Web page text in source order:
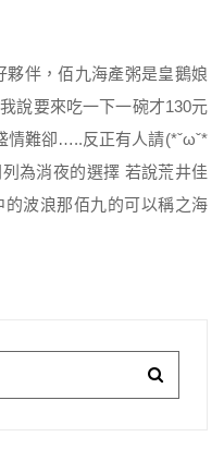
伴，佰九海產粥是皇鵝娘
說要來吃一下一碗才130元
情難卻…..反正有人請(*ˇωˇ*
為消夜的選擇 若說荒井佳
波浪那佰九的可以稱之海